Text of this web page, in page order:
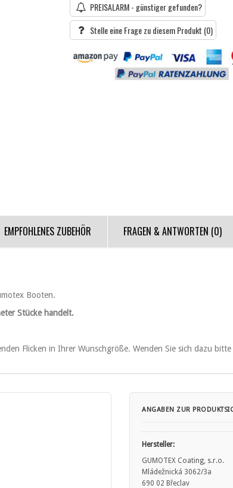
PREISALARM - günstiger gefunden?
Stelle eine Frage zu diesem Produkt (0)
EMPFOHLENES ZUBEHÖR FRAGEN & ANTWORTEN (0)
Booten.
Stücke handelt.
Flicken in Ihrer Wunschgröße. Wenden Sie sich dazu
ANGABEN ZUR
Hersteller:
GUMOTEX Coating, s.r.o.
Mládežnická 3062/3a
690 02 Břeclav